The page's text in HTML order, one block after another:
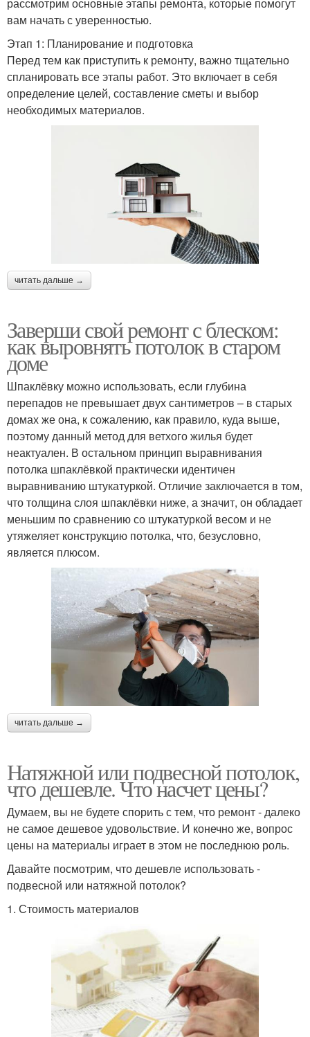
рассмотрим основные этапы ремонта, которые помогут
вам начать с уверенностью.
Этап 1: Планирование и подготовка
Перед тем как приступить к ремонту, важно тщательно
спланировать все этапы работ. Это включает в себя
определение целей, составление сметы и выбор
необходимых материалов.
читать дальше →
Заверши свой ремонт с блеском:
как выровнять потолок в старом
доме
Шпаклёвку можно использовать, если глубина
перепадов не превышает двух сантиметров – в старых
домах же она, к сожалению, как правило, куда выше,
поэтому данный метод для ветхого жилья будет
неактуален. В остальном принцип выравнивания
потолка шпаклёвкой практически идентичен
выравниванию штукатуркой. Отличие заключается в том,
что толщина слоя шпаклёвки ниже, а значит, он обладает
меньшим по сравнению со штукатуркой весом и не
утяжеляет конструкцию потолка, что, безусловно,
является плюсом.
читать дальше →
Натяжной или подвесной потолок,
что дешевле. Что насчет цены?
Думаем, вы не будете спорить с тем, что ремонт - далеко
не самое дешевое удовольствие. И конечно же, вопрос
цены на материалы играет в этом не последнюю роль.
Давайте посмотрим, что дешевле использовать -
подвесной или натяжной потолок?
1. Стоимость материалов